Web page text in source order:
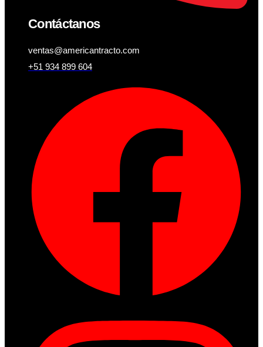
Contáctanos
ventas@americantracto.com
+51 934 899 604